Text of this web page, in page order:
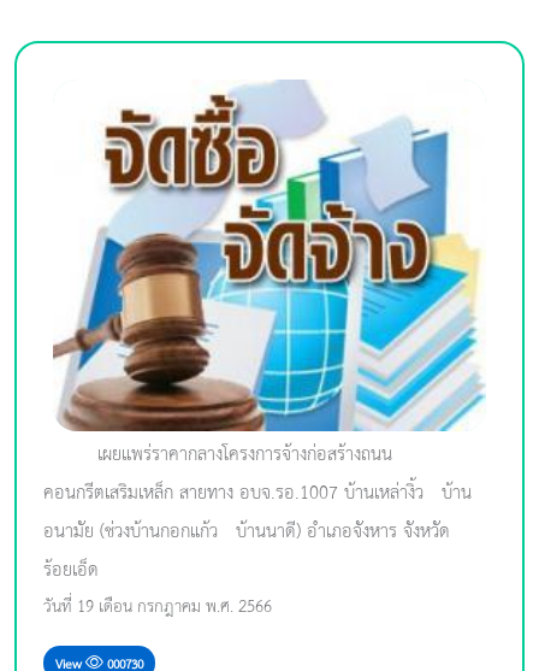
เผยแพร่ราคากลางโครงการจ้างก่อสร้างถนน
คอนกรีตเสริมเหล็ก สายทาง อบจ.รอ.1007 บ้านเหล่างิ้ว - บ้าน
อนามัย (ช่วงบ้านกอกแก้ว - บ้านนาดี) อำเภอจังหาร จังหวัด
ร้อยเอ็ด
วันที่ 19 เดือน กรกฎาคม พ.ศ. 2566
View 000730